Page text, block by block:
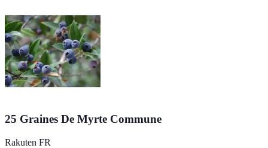
25 Graines De Myrte Commune
Rakuten FR